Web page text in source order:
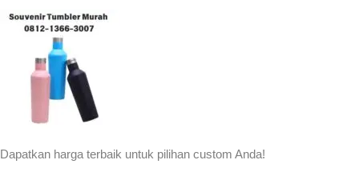
Dapatkan harga terbaik untuk pilihan custom Anda!